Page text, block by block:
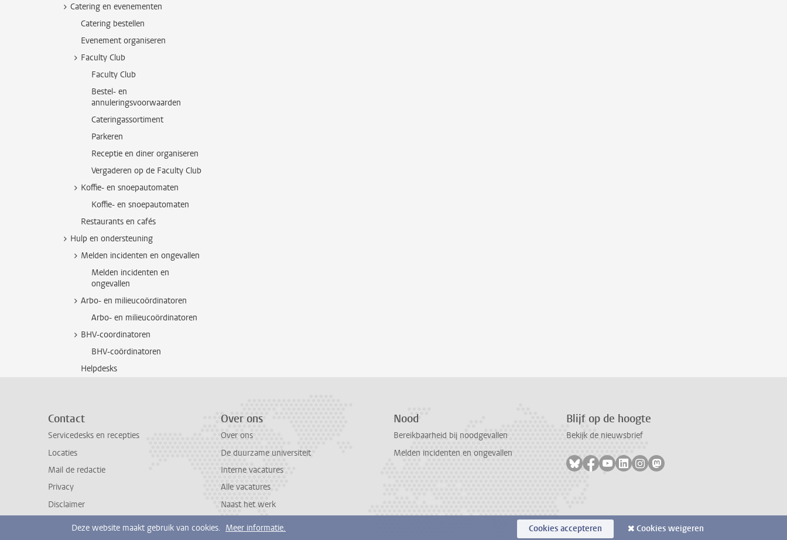
Catering en evenementen
Catering bestellen
Evenement organiseren
Faculty Club
Faculty Club
Bestel- en
annuleringsvoorwaarden
Cateringassortiment
Parkeren
Receptie en diner organiseren
Vergaderen op de Faculty Club
Koffie- en snoepautomaten
Koffie- en snoepautomaten
Restaurants en cafés
Hulp en ondersteuning
Melden incidenten en ongevallen
Melden incidenten en
ongevallen
Arbo- en milieucoördinatoren
Arbo- en milieucoördinatoren
BHV-coordinatoren
BHV-coördinatoren
Helpdesks
Contact
Servicedesks en recepties
Locaties
Mail de redactie
Privacy
Disclaimer
Over ons
Over ons
De duurzame universiteit
Interne vacatures
Alle vacatures
Naast het werk
Nood
Bereikbaarheid bij noodgevallen
Melden incidenten en ongevallen
Blijf op de hoogte
Bekijk de nieuwsbrief
Volg ons op bluesky
Volg ons op facebook
Volg ons op youtube
Volg ons op linkedin
Volg ons op instagram
Volg ons op mastodon
Deze website maakt gebruik van cookies. Meer informatie. Cookies accepteren Cookies weigeren